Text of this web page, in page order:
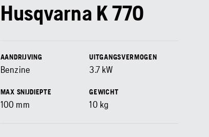
Husqvarna K 770
AANDRIJVING
Benzine
UITGANGSVERMOGEN
3.7 kW
MAX SNIJDIEPTE
100 mm
GEWICHT
10 kg